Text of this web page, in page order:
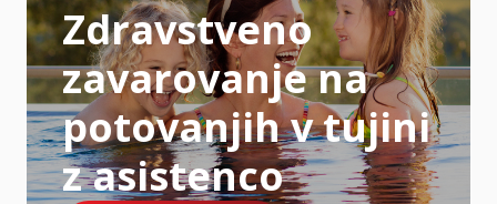
Zdravstveno
zavarovanje na
potovanjih v tujini
z asistenco